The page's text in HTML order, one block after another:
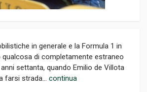
in generale e la Formula 1 in
di completamente estraneo
settanta, quando Emilio de Villota
farsi strada... continua